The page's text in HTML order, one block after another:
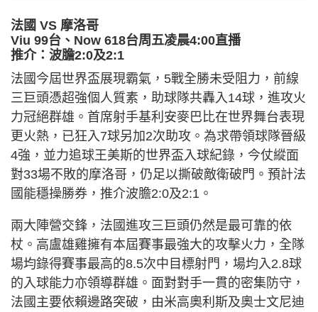
法國 VS 摩洛哥
Viu 99台、Now 618台周五凌晨4:00直播
推介：波膽2:0及2:1
法國今屆世界盃展現霸氣，5戰全勝未受阻力，前線
三巨頭憑超強個人質素，助球隊共轟入14球，進攻火
力冠絕群雄。首席射手基利安麥巴比在世界舞台表現
更火熱，已狂入7球另加2次助攻。為求帶領球隊晉級
4強，並力追球王美斯的世界盃入球紀錄，今仗縱面
對33場不敗的摩洛哥，仍足以撕破敵衛破門。預計法
國能穩操勝券，推介波膽2:0及2:1。
兩大陣營交鋒，法國進攻三巨頭仍然是最可靠的依
杖。高盧雄雞擁有本屆賽事最強大的攻擊火力，全隊
場均錄得賽事最高的8.5次中目標射門，場均入2.8球
的入球能力亦領導群雄。面對對手一貫的密集防守，
法國主要依賴邊路突破，由米高奧利斯及奧士文尼迪